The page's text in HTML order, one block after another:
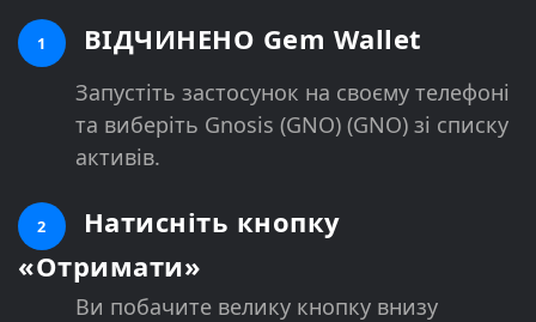
1 ВІДЧИНЕНО Gem Wallet
Запустіть застосунок на своєму телефоні
та виберіть Gnosis (GNO) (GNO) зі списку
активів.
2
Натисніть кнопку
«Отримати»
Ви побачите велику кнопку внизу